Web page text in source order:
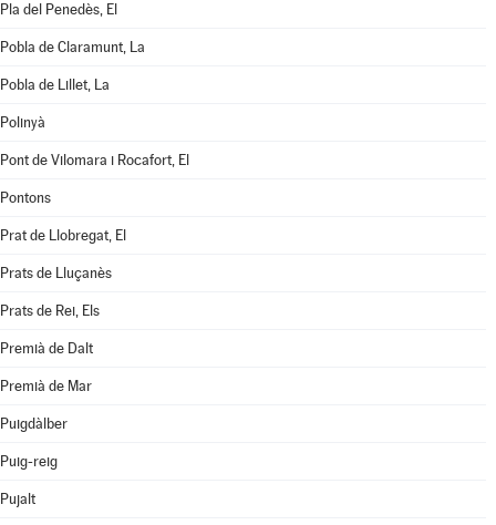
Pla del Penedès, El
Pobla de Claramunt, La
Pobla de Lillet, La
Polinyà
Pont de Vilomara i Rocafort, El
Pontons
Prat de Llobregat, El
Prats de Lluçanès
Prats de Rei, Els
Premià de Dalt
Premià de Mar
Puigdàlber
Puig-reig
Pujalt